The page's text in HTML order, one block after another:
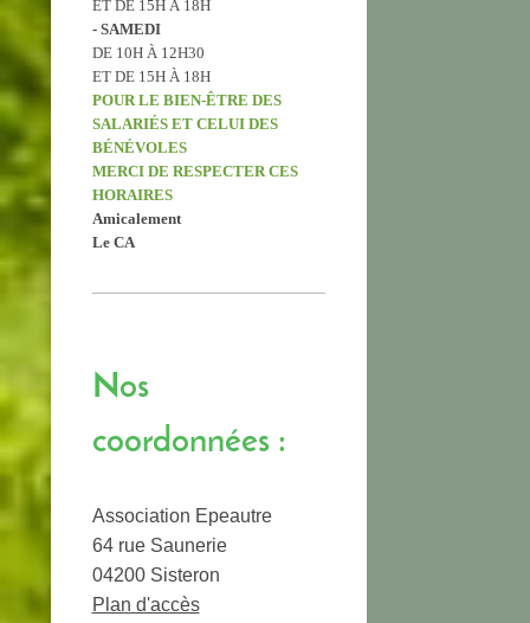
ET DE 15H À 18H
- SAMEDI
DE 10H À 12H30
ET DE 15H À 18H
POUR LE BIEN-ÊTRE DES
SALARIÉS ET CELUI DES
BÉNÉVOLES
MERCI DE RESPECTER CES
HORAIRES
Amicalement
Le CA
Nos
coordonnées :
Association Epeautre
64 rue Saunerie
04200 Sisteron
Plan d'accès